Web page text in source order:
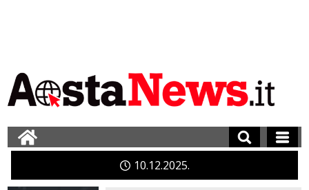
10 12 2025